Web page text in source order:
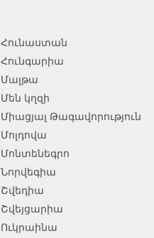
Հունաստան
Հունգարիա
Մալթա
Մեն կղզի
Միացյալ Թագավորություն
Մոլդովա
Մոնտենեգրո
Նորվեգիա
Շվեդիա
Շվեյցարիա
Ուկրաինա